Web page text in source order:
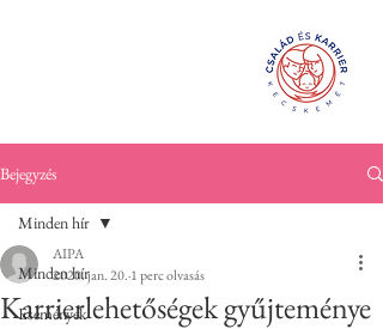
Bejegyzés
Minden hír
Események
Minden hír
Karrierlehetőségek gyűjteménye
AIPA
2020. jan. 20. 1 perc olvasás